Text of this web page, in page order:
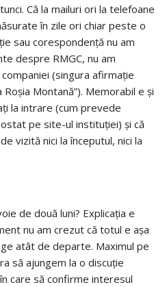
Că la mailuri ori la telefoane
în zile ori chiar peste o
sau corespondență nu am
despre RMGC, nu am
(singura afirmație
Montană”). Memorabil e și
la intrare (cum prevede
pe site-ul instituției) și că
vizită nici la începutul, nici la
de două luni? Explicația e
nu am crezut că totul e așa
atât de departe. Maximul pe
să ajungem la o discuție
care să confirme interesul